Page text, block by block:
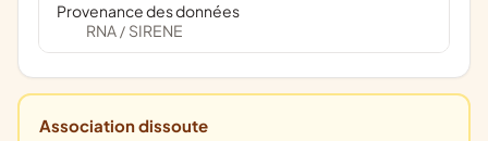
Provenance des données
RNA / SIRENE
Association dissoute